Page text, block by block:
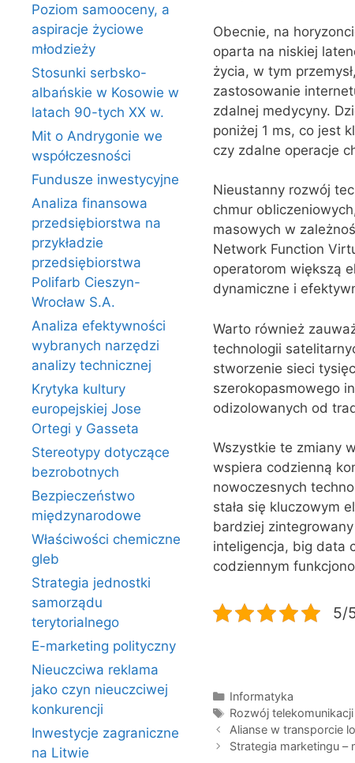
Obecnie, na
oparta na niskiej
życia, w tym
zastosowanie
zdalnej medycyny.
poniżej 1 ms, co jest
czy zdalne operacje
Nieustanny rozwój
chmur
masowych w
Network Function
operatorom większą
dynamiczne i
Warto również
technologii
stworzenie sieci
szerokopasmowego
odizolowanych od
Wszystkie te zmiany
wspiera codzienną
nowoczesnych
stała się kluczowym
bardziej
inteligencja, big data
codziennym
5/
Kategorie
Informatyka
Tagi
Rozwój telekomunikacji
Alianse w transporcie
Strategia marketingu –
Poziom samooceny, a
aspiracje życiowe
młodzieży
Stosunki serbsko-
albańskie w Kosowie w
latach 90-tych XX w.
Mit o Andrygonie we
współczesności
Fundusze inwestycyjne
Analiza finansowa
przedsiębiorstwa na
przykładzie
przedsiębiorstwa
Polifarb Cieszyn-
Wrocław S.A.
Analiza efektywności
wybranych narzędzi
analizy technicznej
Krytyka kultury
europejskiej Jose
Ortegi y Gasseta
Stereotypy dotyczące
bezrobotnych
Bezpieczeństwo
międzynarodowe
Właściwości chemiczne
gleb
Strategia jednostki
samorządu
terytorialnego
E-marketing polityczny
Nieuczciwa reklama
jako czyn nieuczciwej
konkurencji
Inwestycje zagraniczne
na Litwie